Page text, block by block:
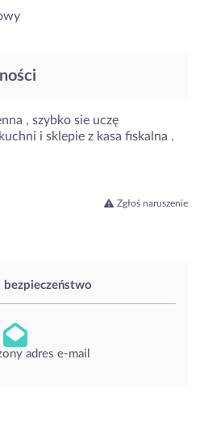
bezpieczeństwo
adres e-mail
, szybko sie uczę
i sklepie z kasa fiskalna .
Zgłoś naruszenie